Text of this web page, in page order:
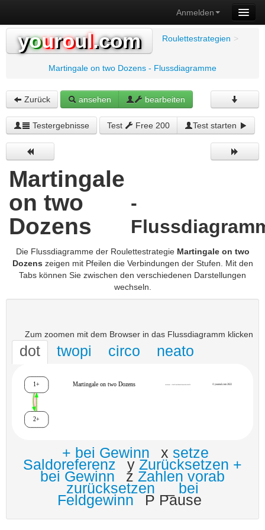
Anmelden
youroul.com Roulettestrategien >
Martingale on two Dozens - Flussdiagramme
Zurück ansehen bearbeiten
Testergebnisse Test Free 200 Test starten
Martingale
on two
Dozens
-
Die Flussdiagramme der Roulettestrategie Martingale on two
Dozens zeigen mit Pfeilen die Verbindungen der Stufen. Mit den
Tabs können Sie zwischen den verschiedenen Darstellungen
wechseln.
Zum zoomen mit dem Browser in das Flussdiagramm klicken
dot twopi circo neato
+ bei Gewinn x setze
Saldoreferenz yZurücksetzen +
bei Gewinn zZahlen vorab
zurücksetzen bei
Feldgewinn P Pause